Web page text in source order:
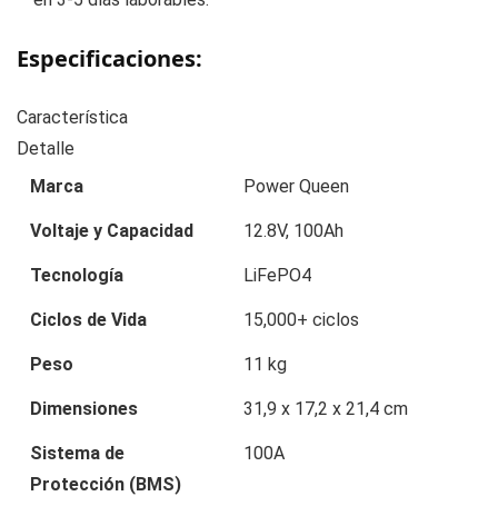
Especificaciones:
Característica
Detalle
Marca
Power Queen
Voltaje y Capacidad 12.8V, 100Ah
Tecnología LiFePO4
Ciclos de Vida 15,000+ ciclos
Peso 11 kg
Dimensiones 31,9 x 17,2 x 21,4 cm
Sistema de
Protección (BMS)
100A